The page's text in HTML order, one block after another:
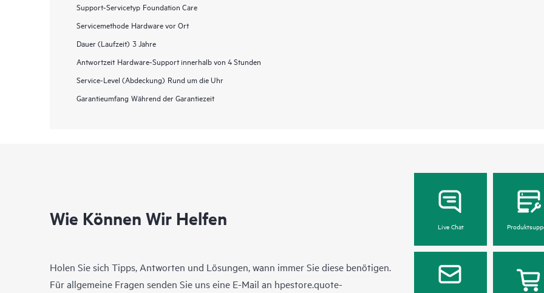
Support-Servicetyp Foundation Care
Servicemethode Hardware vor Ort
Dauer (Laufzeit) 3 Jahre
Antwortzeit Hardware-Support innerhalb von 4 Stunden
Service-Level (Abdeckung) Rund um die Uhr
Garantieumfang Während der Garantiezeit
Wie Können Wir Helfen
Holen Sie sich Tipps, Antworten und Lösungen, wann immer Sie diese benötigen.
Für allgemeine Fragen senden Sie uns eine E-Mail an hpestore.quote-
Live Chat